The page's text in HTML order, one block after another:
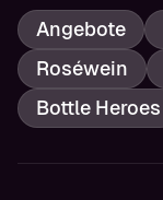
Angebote
Roséwein
Bottle Heroes